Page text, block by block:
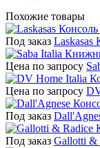
Похожие товары
Под заказ Laskasas
Цена по запросу
Цена по запросу
Под заказ
Под заказ Gallotti &